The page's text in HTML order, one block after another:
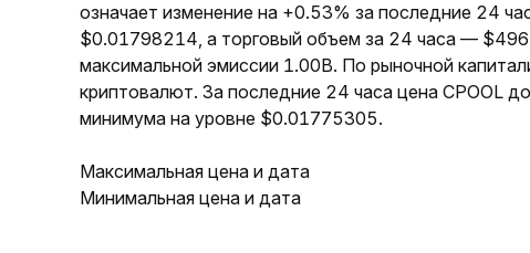
означает изменение на +0.53% за последние 24
$0.01798214, а торговый объем за 24 часа —
максимальной эмиссии 1.00B. По рыночной
криптовалют. За последние 24 часа цена CPOOL
минимума на уровне $0.01775305.
Максимальная цена и дата
Минимальная цена и дата